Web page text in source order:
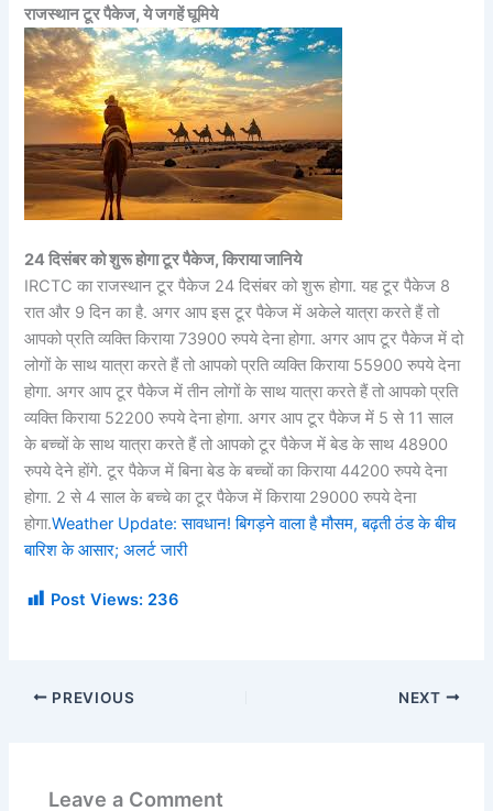
राजस्थान टूर पैकेज, ये जगहें घूमिये
24 दिसंबर को शुरू होगा टूर पैकेज, किराया जानिये
IRCTC का राजस्थान टूर पैकेज 24 दिसंबर को शुरू होगा. यह टूर पैकेज 8
रात और 9 दिन का है. अगर आप इस टूर पैकेज में अकेले यात्रा करते हैं तो
आपको प्रति व्यक्ति किराया 73900 रुपये देना होगा. अगर आप टूर पैकेज में दो
लोगों के साथ यात्रा करते हैं तो आपको प्रति व्यक्ति किराया 55900 रुपये देना
होगा. अगर आप टूर पैकेज में तीन लोगों के साथ यात्रा करते हैं तो आपको प्रति
व्यक्ति किराया 52200 रुपये देना होगा. अगर आप टूर पैकेज में 5 से 11 साल
के बच्चों के साथ यात्रा करते हैं तो आपको टूर पैकेज में बेड के साथ 48900
रुपये देने होंगे. टूर पैकेज में बिना बेड के बच्चों का किराया 44200 रुपये देना
होगा. 2 से 4 साल के बच्चे का टूर पैकेज में किराया 29000 रुपये देना
होगा.Weather Update: सावधान! बिगड़ने वाला है मौसम, बढ़ती ठंड के बीच
बारिश के आसार; अलर्ट जारी
Post Views: 236
PREVIOUS NEXT
Leave a Comment